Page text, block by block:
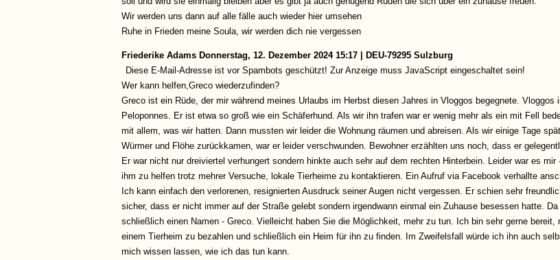
Wir werden uns dann auf alle fälle auch wieder hier umsehen
Ruhe in Frieden meine Soula, wir werden dich nie vergessen
Friederike Adams Donnerstag, 12. Dezember 2024 15:17 | DEU-79295 Sulzburg
Diese E-Mail-Adresse ist vor Spambots geschützt! Zur Anzeige muss JavaScript eingeschaltet sein!
Wer kann helfen,Greco wiederzufinden?
Greco ist ein Rüde, der mir während meines Urlaubs im Herbst diesen Jahres in Vloggos begegnete.
Peloponnes. Er ist etwa so groß wie ein Schäferhund. Als wir ihn trafen war er wenig mehr als ein mit Fell
mit allem, was wir hatten. Dann mussten wir leider die Wohnung räumen und abreisen. Als wir einige Tage
Würmer und Flöhe zurückkamen, war er leider verschwunden. Bewohner erzählten uns noch, dass er
Er war nicht nur dreiviertel verhungert sondern hinkte auch sehr auf dem rechten Hinterbein. Leider war es
ihm zu helfen trotz mehrer Versuche, lokale Tierheime zu kontaktieren. Ein Aufruf via Facebook verhallte
Ich kann einfach den verlorenen, resignierten Ausdruck seiner Augen nicht vergessen. Er schien sehr
sicher, dass er nicht immer auf der Straße gelebt sondern irgendwann einmal ein Zuhause besessen hatte.
schließlich einen Namen - Greco. Vielleicht haben Sie die Möglichkeit, mehr zu tun. Ich bin sehr gerne bereit,
einem Tierheim zu bezahlen und schließlich ein Heim für ihn zu finden. Im Zweifelsfall würde ich ihn auch
mich wissen lassen, wie ich das tun kann.